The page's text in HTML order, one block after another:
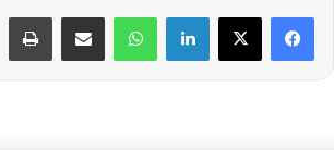
لينكدإن واتساب مشاركة عبر البريد